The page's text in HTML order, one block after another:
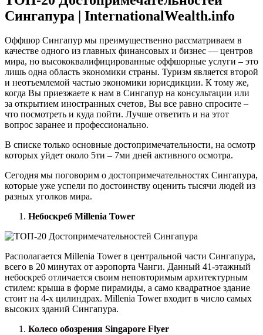
Сингапура | InternationalWealth.info
Оффшор Сингапур мы преимущественно рассматриваем в
качестве одного из главных финансовых и бизнес — центров
мира, но высококвалифицированные оффшорные услуги – это
лишь одна область экономики страны. Туризм является второй
и неотъемлемой частью экономики юрисдикции. К тому же,
когда Вы приезжаете к нам в Сингапур на консультации или
за открытием иностранных счетов, Вы все равно спросите –
что посмотреть и куда пойти. Лучше ответить и на этот
вопрос заранее и профессионально.
В списке только основные достопримечательности, на осмотр
которых уйдет около 5ти – 7ми дней активного осмотра.
Сегодня мы поговорим о достопримечательностях Сингапура,
которые уже успели по достоинству оценить тысячи людей из
разных уголков мира.
Небоскреб Millenia Tower
Располагается Millenia Tower в центральной части Сингапура,
всего в 20 минутах от аэропорта Чанги. Данный 41-этажный
небоскреб отличается своим неповторимым архитектурным
стилем: крыша в форме пирамиды, а само квадратное здание
стоит на 4-х цилиндрах. Millenia Tower входит в число самых
высоких зданий Сингапура.
Колесо обозрения Singapore Flyer